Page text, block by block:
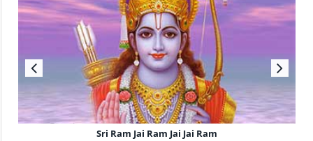
Sri Ram Jai Ram Jai Jai Ram